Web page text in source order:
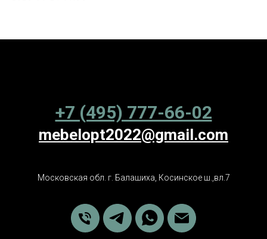
+7 (495) 777-66-02
mebelopt2022@gmail.com
Московская обл. г. Балашиха, Косинское ш.,вл.7